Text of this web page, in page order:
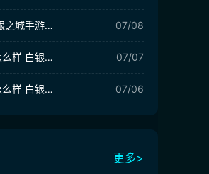
白银之城有手游吗 白银之城手游介绍 07/08
白银之城手游红蔷薇怎么样 白银之城手游红蔷薇介绍 07/07
白银之城手游厄什栗怎么样 白银之城手游厄什栗介绍 07/06
更多>